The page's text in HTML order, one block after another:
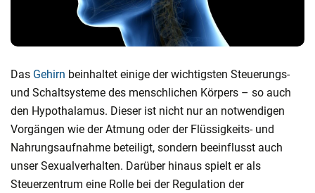
Das Gehirn beinhaltet einige der wichtigsten Steuerungs-
und Schaltsysteme des menschlichen Körpers – so auch
den Hypothalamus. Dieser ist nicht nur an notwendigen
Vorgängen wie der Atmung oder der Flüssigkeits- und
Nahrungsaufnahme beteiligt, sondern beeinflusst auch
unser Sexualverhalten. Darüber hinaus spielt er als
Steuerzentrum eine Rolle bei der Regulation der